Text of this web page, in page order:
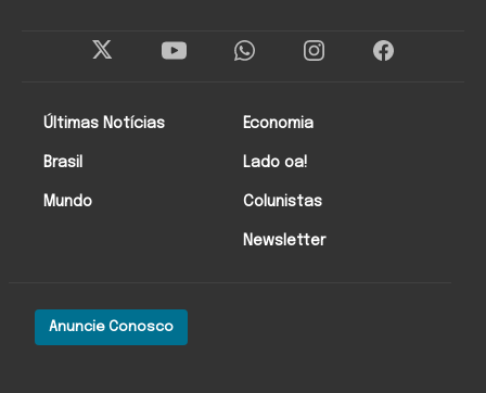
Anuncie Conosco
Últimas Notícias
Brasil
Mundo
Economia
Lado oa!
Colunistas
Newsletter